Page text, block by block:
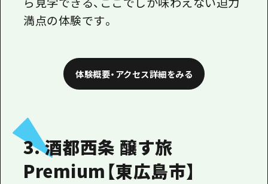
満点の体験です。
体験概要・アクセス詳細をみる
3. 酒都西条 醸す旅
Premium【東広島市】